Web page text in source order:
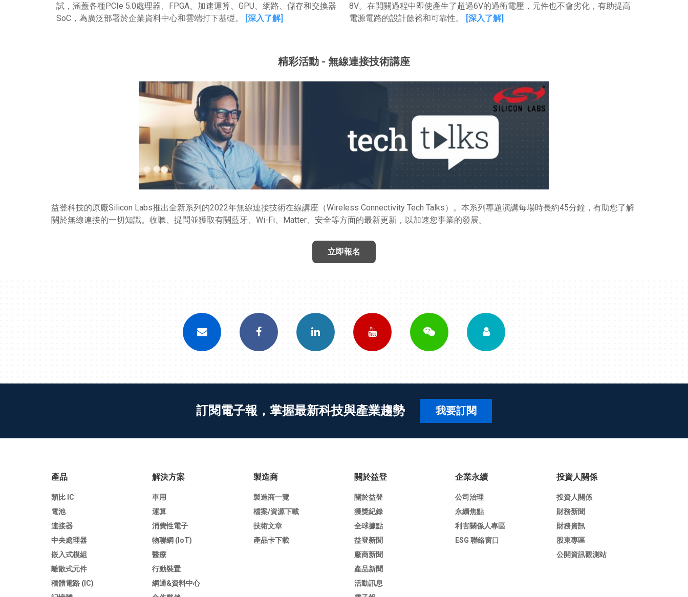
試，涵蓋各種PCIe 5.0處理器、FPGA、加速運算、GPU、網路、儲存和交換器
SoC，為廣泛部署於企業資料中心和雲端打下基礎。
[深入了解]
8V。在開關過程中即使產生了超過6V的過衝電壓，元件也不會劣化，有助提高
電源電路的設計餘裕和可靠性。
[深入了解]
精彩活動 - 無線連接技術講座
益登科技的原廠Silicon Labs推出全新系列的2022年無線連接技術在線講座（Wireless Connectivity Tech Talks）。本系列專題演講每場時長約45分鐘，有助您了解
關於無線連接的一切知識。收聽、提問並獲取有關藍牙、Wi-Fi、Matter、安全等方面的最新更新，以加速您事業的發展。
立即報名
訂閱電子報，掌握最新科技與產業趨勢 我要訂閱
產品
類比 IC
電池
連接器
中央處理器
嵌入式模組
離散式元件
積體電路 (IC)
解決方案
車用
運算
消費性電子
物聯網 (IoT)
醫療
行動裝置
網通&資料中心
製造商
製造商一覽
檔案/資源下載
技術文章
產品卡下載
關於益登
關於益登
獲獎紀錄
全球據點
益登新聞
廠商新聞
產品新聞
活動訊息
企業永續
公司治理
永續焦點
利害關係人專區
ESG 聯絡窗口
投資人關係
投資人關係
財務新聞
財務資訊
股東專區
公開資訊觀測站